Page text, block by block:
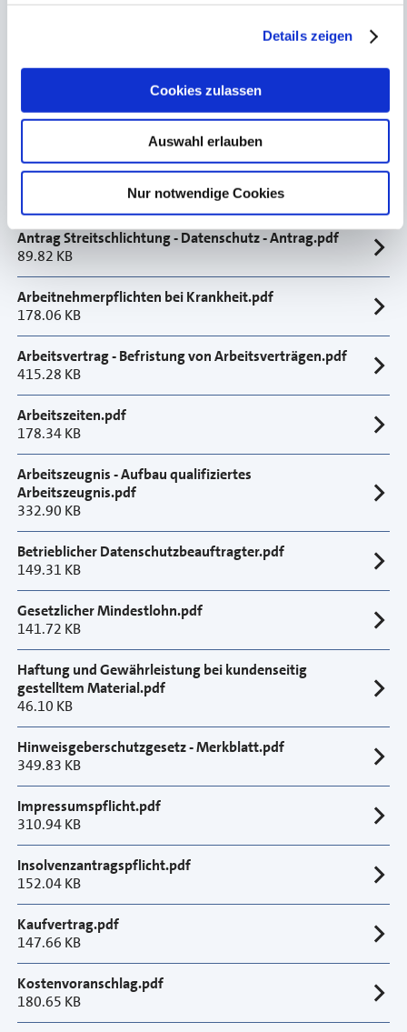
Details zeigen
Cookies zulassen
Auswahl erlauben
Nur notwendige Cookies
127.23 KB
Notfall-Handbuch für Unternehmen.pdf
4.96 MB
Beratung/Rechtsberatung
Allgemeine Geschäftsbedingungen AGB.pdf
Antrag Streitschlichtung - Datenschutz - Antrag.pdf
89.82 KB
Arbeitnehmerpflichten bei Krankheit.pdf
178.06 KB
Arbeitsvertrag - Befristung von Arbeitsverträgen.pdf
415.28 KB
Arbeitszeiten.pdf
178.34 KB
Arbeitszeugnis - Aufbau qualifiziertes
Arbeitszeugnis.pdf
332.90 KB
Betrieblicher Datenschutzbeauftragter.pdf
149.31 KB
Gesetzlicher Mindestlohn.pdf
141.72 KB
Haftung und Gewährleistung bei kundenseitig
gestelltem Material.pdf
46.10 KB
Hinweisgeberschutzgesetz - Merkblatt.pdf
349.83 KB
Impressumspflicht.pdf
310.94 KB
Insolvenzantragspflicht.pdf
152.04 KB
Kaufvertrag.pdf
147.66 KB
Kostenvoranschlag.pdf
180.65 KB